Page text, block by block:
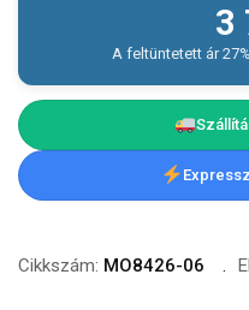
3
A feltüntetett ár
Cikkszám: MO8426-06